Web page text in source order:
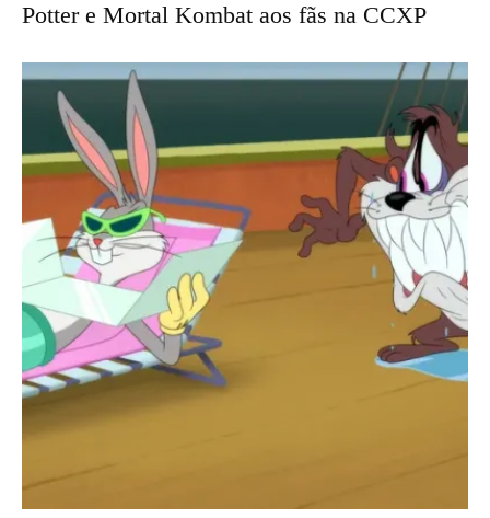
Potter e Mortal Kombat aos fãs na CCXP